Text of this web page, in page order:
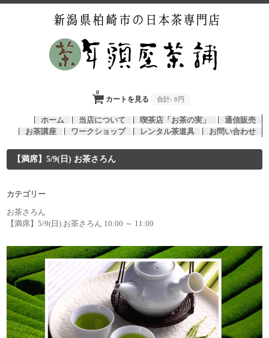
カートを見る
0
合計: 0円
ホーム 当店について 喫茶店「お茶の実」
通信販売
お茶講座
ワークショップ レンタル茶道具 お問い合わせ
【満席】5/9(日) お茶さろん
カテゴリー
お茶さろん
【満席】5/9(日) お茶さろん 10:00 ～ 11:00